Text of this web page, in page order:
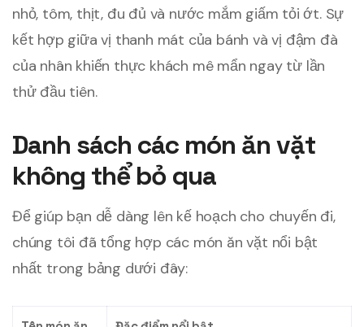
nhỏ, tôm, thịt, đu đủ và nước mắm giấm tỏi ớt. Sự
kết hợp giữa vị thanh mát của bánh và vị đậm đà
của nhân khiến thực khách mê mẩn ngay từ lần
thử đầu tiên.
Danh sách các món ăn vặt
không thể bỏ qua
Để giúp bạn dễ dàng lên kế hoạch cho chuyến đi,
chúng tôi đã tổng hợp các món ăn vặt nổi bật
nhất trong bảng dưới đây: